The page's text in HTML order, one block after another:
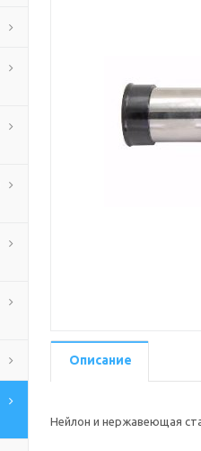
Описание
Нейлон и нержавеющая